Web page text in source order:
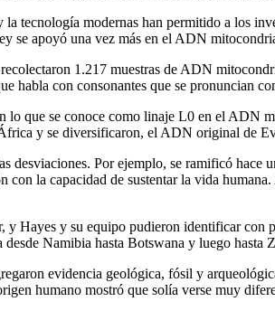
la tecnología modernas han permitido a los
se apoyó una vez más en el ADN
1.217 muestras de ADN
habla con consonantes que se pronuncian
lo que se conoce como linaje L0 en el
y se diversificaron, el ADN original de
desviaciones. Por ejemplo, se ramificó
con la capacidad de sustentar la vida
Hayes y su equipo pudieron identificar con
Namibia hasta Botswana y luego hasta
evidencia geológica, fósil y
humano mostró que solía verse muy